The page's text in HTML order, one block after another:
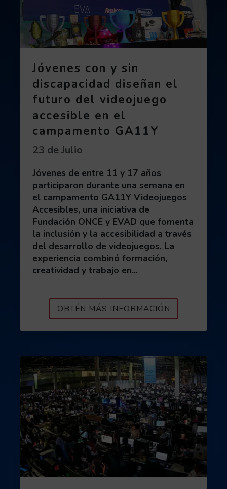
Jóvenes con y sin
discapacidad diseñan el
futuro del videojuego
accesible en el
campamento GA11Y
Fecha de publicación:
23 de Julio
Jóvenes de entre 11 y 17 años
participaron durante una semana en
el campamento GA11Y Videojuegos
Accesibles, una iniciativa de
Fundación ONCE y EVAD que fomenta
la inclusión y la accesibilidad a través
del desarrollo de videojuegos. La
experiencia combinó formación,
creatividad y trabajo en...
OBTÉN MÁS INFORMACIÓN